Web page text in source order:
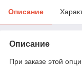
Описание
Описание
При заказе этой